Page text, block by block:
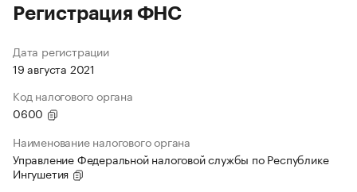
Регистрация ФНС
Дата регистрации
19 августа 2021
Код налогового органа
0600
Наименование налогового органа
Управление Федеральной налоговой службы по Республике
Ингушетия